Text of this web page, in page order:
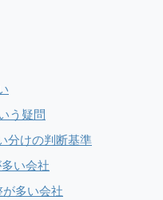
う疑問
分けの判断基準
い会社
多い会社